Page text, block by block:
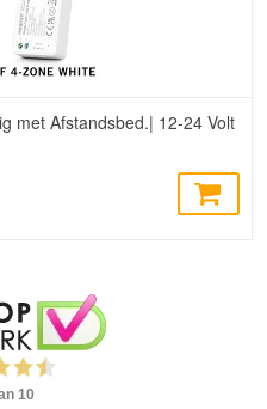
met Afstandsbed.| 12-24 Volt